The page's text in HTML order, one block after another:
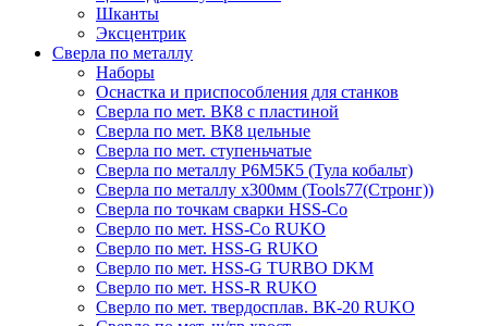
Шканты
Эксцентрик
Сверла по металлу
Наборы
Оснастка и приспособления для станков
Сверла по мет. ВК8 с пластиной
Сверла по мет. ВК8 цельные
Сверла по мет. ступеньчатые
Сверла по металлу Р6М5К5 (Тула кобальт)
Сверла по металлу х300мм (Tools77(Стронг))
Сверла по точкам сварки HSS-Co
Сверло по мет. HSS-Co RUKO
Сверло по мет. HSS-G RUKO
Сверло по мет. HSS-G TURBO DKM
Сверло по мет. HSS-R RUKO
Сверло по мет. твердосплав. ВК-20 RUKO